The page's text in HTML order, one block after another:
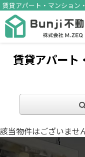
賃貸アパート・マンション
賃貸アパート
該当物件はございませ